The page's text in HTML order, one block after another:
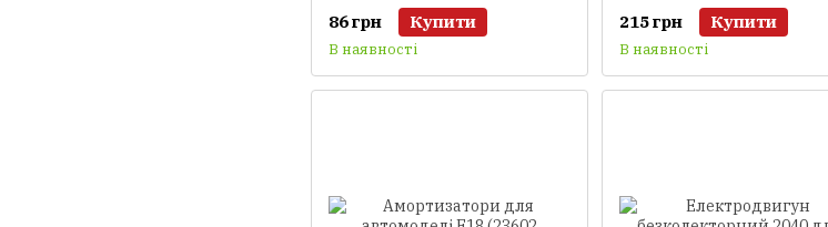
радіоуправлінні E18 2шт (23625
запчастини Himoto)
86 грн Купити
В наявності
запчастини для
радіокерованих моделей
Himoto)
215 грн Купити
В наявності